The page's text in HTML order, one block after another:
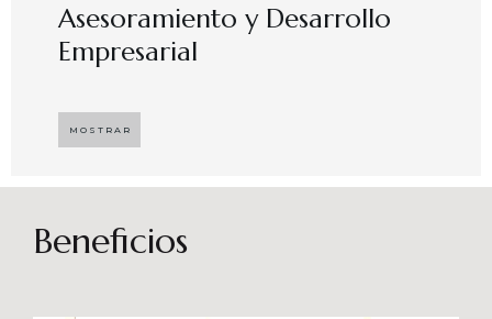
Asesoramiento y Desarrollo
Empresarial
desarrollar el compromiso y motivación en el
capital humano en ambientes de trabajo más
sostenibles en el tiempo. Brindando soporte
especializado en proyectos integrales que
MOSTRAR
Beneficios